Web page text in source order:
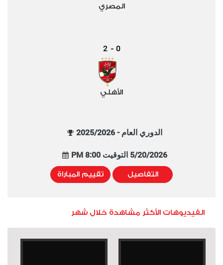
المصري
0
-
2
الأهلي
الدوري العام - 2025/2026
5/20/2026 التوقيت 8:00 PM
التفاصيل تقييم المباراة
الفيديوهات الأكثر مشاهدة خلال شهر